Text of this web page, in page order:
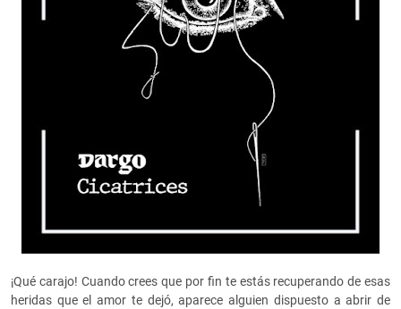
¡Qué carajo! Cuando crees que por fin te estás recuperando de esas
heridas que el amor te dejó, aparece alguien dispuesto a abrir de